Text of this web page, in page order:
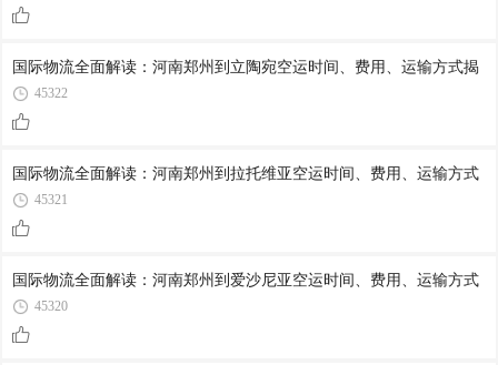
国际物流全面解读：河南郑州到立陶宛空运时间、费用、运输方式揭
45322
国际物流全面解读：河南郑州到拉托维亚空运时间、费用、运输方式
45321
国际物流全面解读：河南郑州到爱沙尼亚空运时间、费用、运输方式
45320